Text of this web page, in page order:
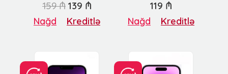
159 ₼ 139 ₼
Nağd Kreditlə
119 ₼
Nağd Kreditlə